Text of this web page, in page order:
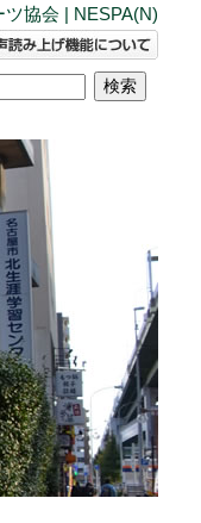
協会 | NESPA(N)